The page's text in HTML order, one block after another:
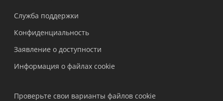
Служба поддержки
Конфиденциальность
Заявление о доступности
Информация о файлах cookie
Проверьте свои варианты файлов cookie